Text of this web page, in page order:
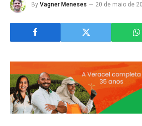
By Vagner Meneses 20 de maio de